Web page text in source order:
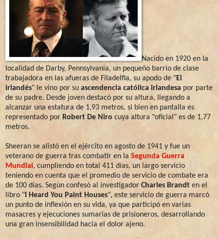
Nacido en 1920 en la
localidad de Darby, Pennsylvania, un pequeño barrio de clase
trabajadora en las afueras de Filadelfia, su apodo de "El
irlandés" le vino por su ascendencia católica irlandesa por parte
de su padre. Desde joven destacó por su altura, llegando a
alcanzar una estatura de 1,93 metros, si bien en pantalla es
representado por Robert De Niro cuya altura "oficial" es de 1,77
metros.
Sheeran se alistó en el ejército en agosto de 1941 y fue un
veterano de guerra tras combatir en la Segunda Guerra
Mundial , cumpliendo en total 411 días, un largo servicio
teniendo en cuenta que el promedio de servicio de combate era
de 100 días. Según confesó al investigador Charles Brandt en el
libro " I Heard You Paint Houses", este servicio de guerra marcó
un punto de inflexión en su vida, ya que participó en varias
masacres y ejecuciones sumarias de prisioneros, desarrollando
una gran insensibilidad hacia el dolor ajeno.